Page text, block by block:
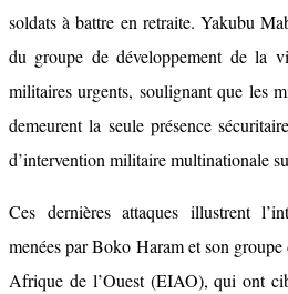
soldats à battre en retraite. Yakubu
du groupe de développement de la
militaires urgents, soulignant que les
demeurent la seule présence
d’intervention militaire multinationale
Ces dernières attaques illustrent
menées par Boko Haram et son
Afrique de l’Ouest (EIAO), qui ont